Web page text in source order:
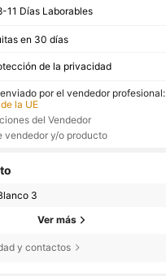
11 Días Laborables
en 30 días
de la privacidad
por el vendedor profesional:
la UE
del Vendedor
vendedor y/o producto
3
Ver más
y contactos